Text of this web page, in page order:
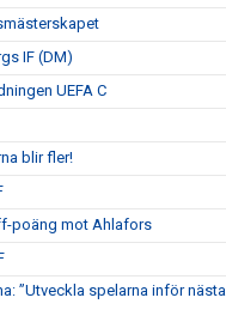
IF (DM)
UEFA C
blir fler!
poäng mot Ahlafors
”Utveckla spelarna inför nästa